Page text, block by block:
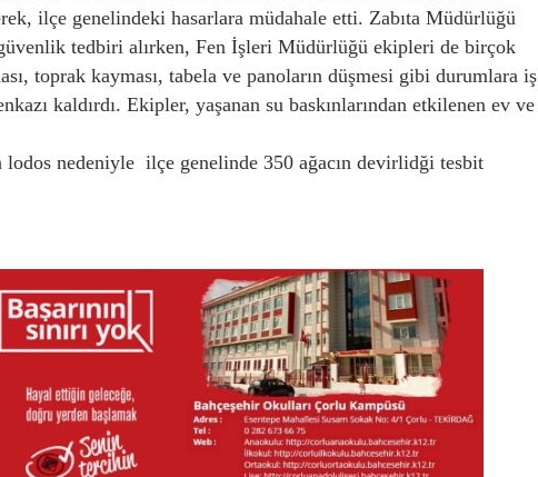
ilçe genelindeki hasarlara müdahale etti. Zabıta Müdürlüğü
tedbiri alırken, Fen İşleri Müdürlüğü ekipleri de birçok
toprak kayması, tabela ve panoların düşmesi gibi durumlara iş
kaldırdı. Ekipler, yaşanan su baskınlarından etkilenen ev ve
nedeniyle ilçe genelinde 350 ağacın devirlidği tesbit